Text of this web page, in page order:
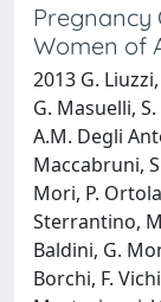
Pregnancy
Women of
2013 G.
G. Masuelli,
A.M. Degli
Maccabruni,
Mori, P.
Sterrantino,
Baldini, G.
Borchi, F.